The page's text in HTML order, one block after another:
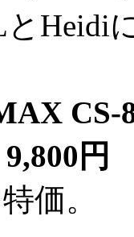
Heidi
円
価。